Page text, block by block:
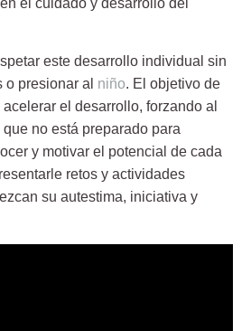
el cuidado y desarrollo del
este desarrollo individual sin
o presionar al niño. El objetivo de
el desarrollo, forzando al
no está preparado para
y motivar el potencial de cada
retos y actividades
su autestima, iniciativa y